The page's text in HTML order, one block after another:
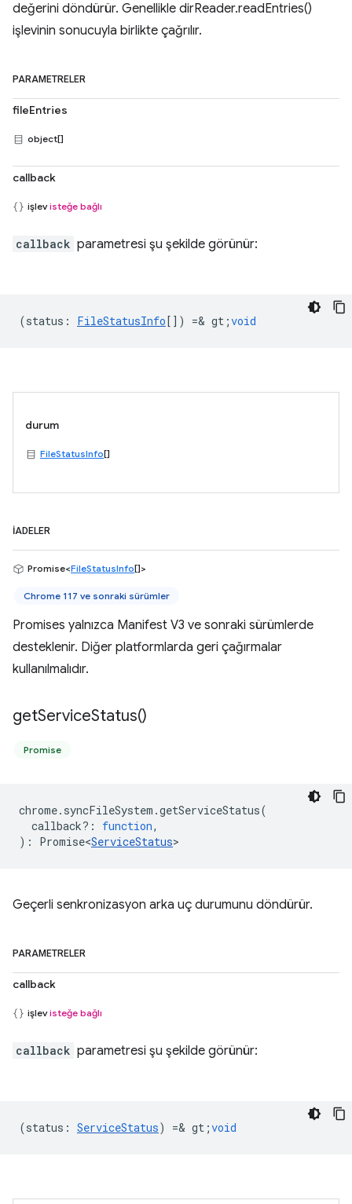
değerini döndürür. Genellikle dirReader.readEntries()
işlevinin sonucuyla birlikte çağrılır.
PARAMETRELER
fileEntries
object[]
callback
işlevisteğe bağlı
callback parametresi şu şekilde görünür:
(status : FileStatusInfo[]) =& gt;void
durum
FileStatusInfo[]
İADELER
Promise<FileStatusInfo[]>
Chrome 117 ve sonraki sürümler
Promises yalnızca Manifest V3 ve sonraki sürümlerde
desteklenir. Diğer platformlarda geri çağırmalar
kullanılmalıdır.
getServiceStatus()
Promise
chrome. syncFileSystem .getServiceStatus(
callback? : function,
) : Promise<ServiceStatus>
Geçerli senkronizasyon arka uç durumunu döndürür.
PARAMETRELER
callback
işlevisteğe bağlı
callback parametresi şu şekilde görünür:
(status : ServiceStatus) =& gt;void